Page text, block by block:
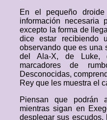
En el pequeño
información necesaria
excepto la forma de
dice estar recibiendo
observando que es una
del Ala-X, de Luke,
marcadores de
Desconocidas,
Rey que les muestra el
Piensan que podrán
mientras sigan en
desplegar sus escudos,